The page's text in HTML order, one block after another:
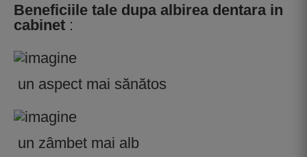
Beneficiile tale dupa albirea dentara in
cabinet :
un aspect mai sănătos
un zâmbet mai alb